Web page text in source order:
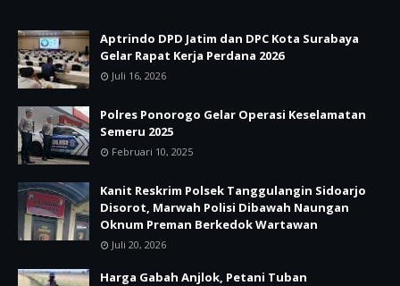
Aptrindo DPD Jatim dan DPC Kota Surabaya
Gelar Rapat Kerja Perdana 2026
Juli 16, 2026
Polres Ponorogo Gelar Operasi Keselamatan
Semeru 2025
Februari 10, 2025
Kanit Reskrim Polsek Tanggulangin Sidoarjo
Disorot, Marwah Polisi Dibawah Naungan
Oknum Preman Berkedok Wartawan
Juli 20, 2026
Harga Gabah Anjlok, Petani Tuban